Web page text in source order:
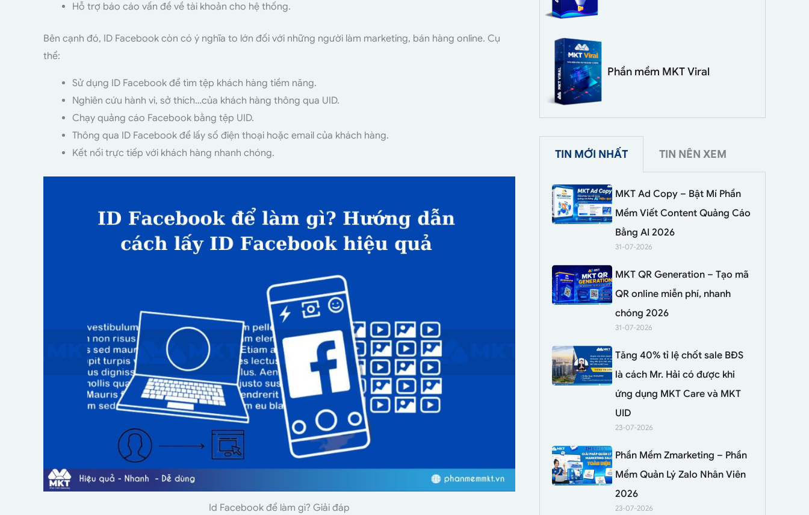
Hỗ trợ báo cáo vấn đề về tài khoản cho hệ thống.
Bên cạnh đó, ID Facebook còn có ý nghĩa to lớn đối với những người làm marketing, bán hàng online. Cụ
thể:
Sử dụng ID Facebook để tìm tệp khách hàng tiềm năng.
Nghiên cứu hành vi, sở thích…của khách hàng thông qua UID.
Chạy quảng cáo Facebook bằng tệp UID.
Thông qua ID Facebook để lấy số điện thoại hoặc email của khách hàng.
Kết nối trực tiếp với khách hàng nhanh chóng.
Id Facebook để làm gì? Giải đáp
Phần mềm MKT Viral
TIN MỚI NHẤT TIN NÊN XEM
MKT Ad Copy – Bật Mí Phần
Mềm Viết Content Quảng Cáo
Bằng AI 2026
31-07-2026
MKT QR Generation – Tạo mã
QR online miễn phí, nhanh
chóng 2026
31-07-2026
Tăng 40% tỉ lệ chốt sale BĐS
là cách Mr. Hải có được khi
ứng dụng MKT Care và MKT
UID
23-07-2026
Phần Mềm Zmarketing – Phần
Mềm Quản Lý Zalo Nhân Viên
2026
23-07-2026